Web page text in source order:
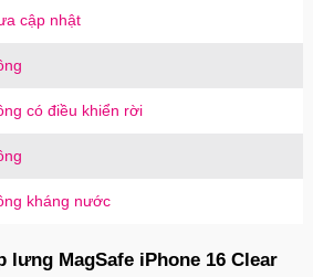
cập nhật
có điều khiển rời
kháng nước
lưng MagSafe iPhone 16 Clear